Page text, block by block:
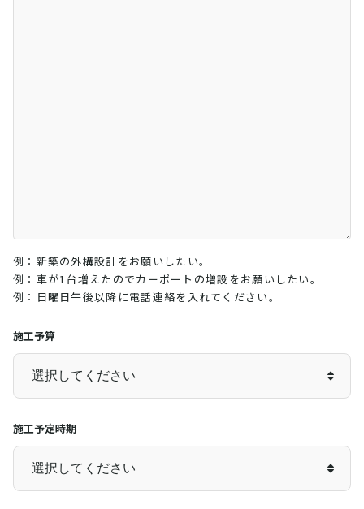
例：新築の外構設計をお願いしたい。
例：車が1台増えたのでカーポートの増設をお願いしたい。
例：日曜日午後以降に電話連絡を入れてください。
施工予算
施工予定時期